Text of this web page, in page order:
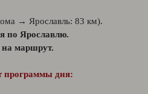
→ Ярославль: 83 км).
по Ярославлю.
маршрут.
программы дня: